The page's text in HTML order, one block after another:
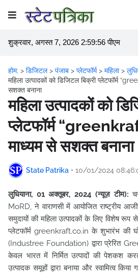
शुक्रवार, अगस्त 7, 2026 2:59:56 पीएम
होम; > डिजिटल> पंजाब > प्लेटफॉर्म> महिला>
महिला उत्पादकों को डिजिटल बिक्री प्लेटफॉर्म
सशक्त बनाना
महिला उत्पादकों को
प्लेटफॉर्म
माध्यम से सशक्त बनाना
State Patrika • 10/01/2024
लुधियाना, 01 अक्तूबर, 2024 (न्यूज़ टीम):
MoRD, ने वाराणसी में आयोजित राष्ट्रीय
समुदायों की महिला उत्पादकों के लिए विशेष रूप
प्लेटफॉर्म greenkraft.co.in के शुभारंभ की
(Industree Foundation) द्वारा प्रेरित
केवल भारत में निर्मित उत्पादों की पेशकश
उत्पादक समूहों द्वारा बनाया और स्वामित्व